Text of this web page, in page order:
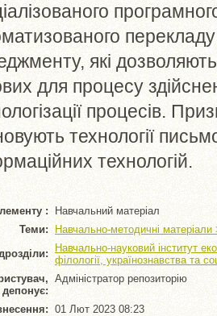
які
для процесу
процесів.
технології
технологій.
:
Навчальний матеріал
Теми:
Навчально-методичні
Навчально-науковий інститут
філології, українознавства та
Адміністратор репозиторію
01 Лют 2023 08:23